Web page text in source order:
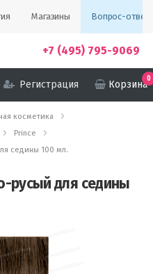
Магазины Вопрос-ответ
+7 (495) 795-9069
Регистрация Корзина
0
косметика
Prince
седины 100 мл.
русый для седины